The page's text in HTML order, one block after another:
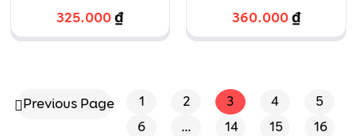
bé gái váy
cam bóng
325.000₫
đôi bé trai bé
gái hồng
360.000₫
Previous Page 1 2 3 4
5
6
… 14 15
16